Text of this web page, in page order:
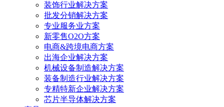
装饰行业解决方案
批发分销解决方案
专业服务业方案
新零售O2O方案
电商&跨境电商方案
出海企业解决方案
机械设备制造解决方案
装备制造行业解决方案
专精特新企业解决方案
芯片半导体解决方案